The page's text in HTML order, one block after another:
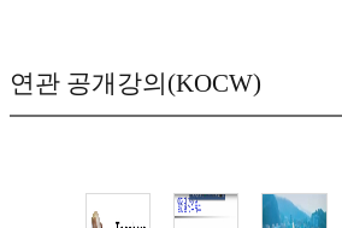
연관 공개강의(KOCW)